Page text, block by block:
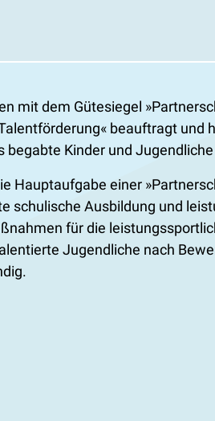
mit dem Gütesiegel
beauftragt und
Kinder und
einer
schulische Ausbildung und
für die
Jugendliche nach